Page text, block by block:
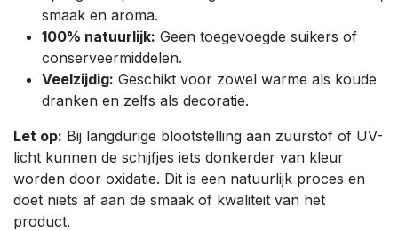
smaak en aroma.
100% natuurlijk: Geen toegevoegde suikers of
conserveermiddelen.
Veelzijdig: Geschikt voor zowel warme als koude
dranken en zelfs als decoratie.
Let op: Bij langdurige blootstelling aan zuurstof of UV-
licht kunnen de schijfjes iets donkerder van kleur
worden door oxidatie. Dit is een natuurlijk proces en
doet niets af aan de smaak of kwaliteit van het
product.